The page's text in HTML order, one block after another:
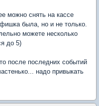
можно снять на кассе
была, но и не только.
можете несколько
до 5)
после последних событий
надо привыкать